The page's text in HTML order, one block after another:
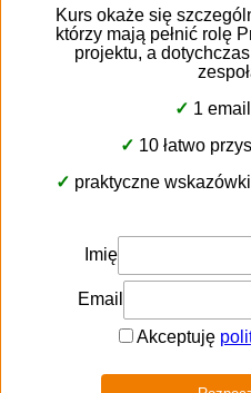
funkcjonalność
automatyczne
przez handlowców lub
skuteczne